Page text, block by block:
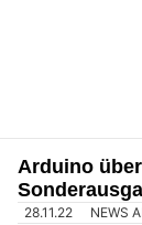
Arduino
28.11.22 NEWS